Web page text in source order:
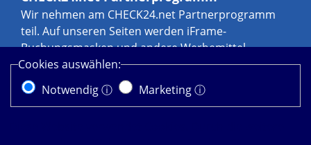
Wir nehmen am CHECK24.net Partnerprogramm
teil. Auf unseren Seiten werden iFrame-
Buchungsmasken und andere Werbemittel
eingebunden, an denen wir über Transaktionen,
zum Beispiel durch Leads und Sales, eine
Werbekostenerstattung erhalten können. Weitere
Cookies auswählen:
Notwendig ⓘ
Marketing ⓘ